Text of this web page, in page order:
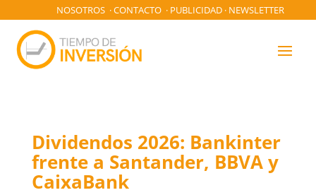
NOSOTROS ·CONTACTO · PUBLICIDAD · NEWSLETTER
Dividendos 2026: Bankinter
frente a Santander, BBVA y
CaixaBank